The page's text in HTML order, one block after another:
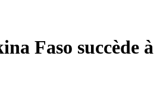
Faso succède à